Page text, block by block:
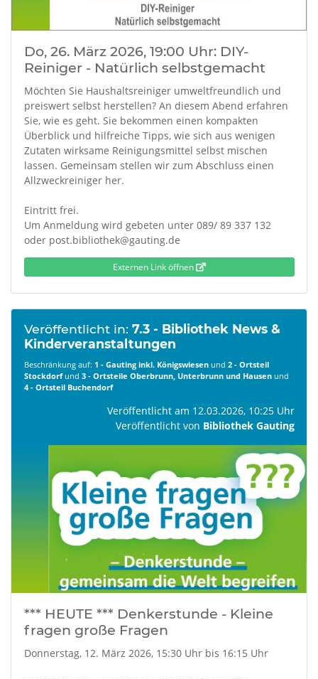
Do, 26. März 2026, 19:00 Uhr: DIY-
Reiniger - Natürlich selbstgemacht
Möchten Sie Haushaltsreiniger umweltfreundlich und
preiswert selbst herstellen? An diesem Abend erfahren
Sie, wie es geht. Sie bekommen einen kompakten
Überblick und hilfreiche Tipps, wie sich aus wenigen
Zutaten wirksame Reinigungsmittel selbst mischen
lassen. Gemeinsam stellen wir zum Abschluss einen
Allzweckreiniger her.
Eintritt frei.
Um Anmeldung wird gebeten unter 089/ 89 337 132
oder post.bibliothek@gauting.de
Externen Link öffnen
Veröffentlicht in: 7.3 - Bibliothek News &
Kinderveranstaltungen
Beschränkung auf: 1 - Gauting inkl. Königswiesen und 2 - Ortsteil
Stockdorf und 3 - Ortsteile Oberbrunn, Unterbrunn und Hausen und
4 - Ortsteil Buchendorf
Veröffentlicht am 12.03.2026, 10:25 Uhr
Veröffentlicht von Bibliothek Gauting
*** HEUTE *** Denkerstunde - Kleine
fragen große Fragen
Donnerstag, 12. März 2026, 15:30 Uhr bis 16:15 Uhr